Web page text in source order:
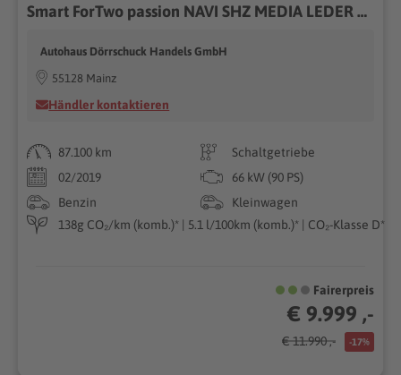
Smart ForTwo passion NAVI SHZ MEDIA LEDER TEMPOMAT
Autohaus Dörrschuck Handels GmbH
55128 Mainz
Händler kontaktieren
87.100 km
Schaltgetriebe
02/2019
66 kW (90 PS)
Benzin
Kleinwagen
138g CO₂/km (komb.)* | 5.1 l/100km (komb.)* | CO₂-Klasse D*
Fairerpreis
€ 9.999 ,-
€ 11.990 ,- -17%